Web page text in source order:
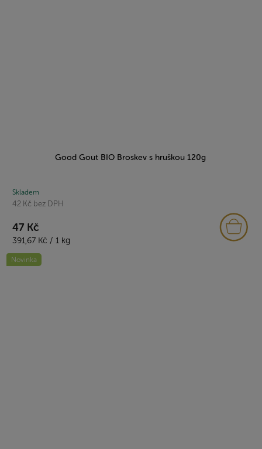
Good Gout BIO Broskev s hruškou 120g
Skladem
42 Kč bez DPH
47 Kč
Měrná
cena:
391,67 Kč / 1 kg
Novinka